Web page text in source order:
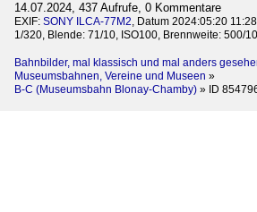
14.07.2024, 437 Aufrufe, 0 Kommentare
EXIF: SONY ILCA-77M2, Datum 2024:05:20
1/320, Blende: 71/10, ISO100, Brennweite: 500/10
Bahnbilder, mal klassisch und mal anders
Museumsbahnen, Vereine und Museen »
B-C (Museumsbahn Blonay-Chamby) » ID